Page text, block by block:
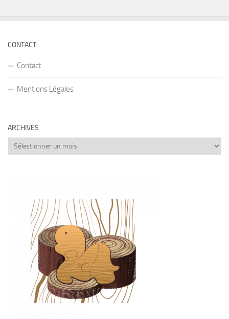
CONTACT
Contact
Mentions Légales
ARCHIVES
Archives